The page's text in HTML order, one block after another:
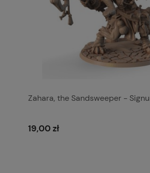
Zahara, the Sandsweeper -
19,00 zł